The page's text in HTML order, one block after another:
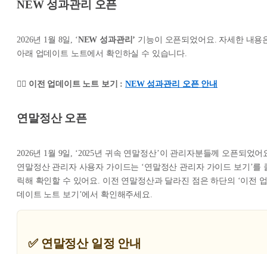
NEW 성과관리 오픈
2026년 1월 8일, ‘NEW 성과관리’ 기능이 오픈되었어요. 자세한 내용
아래 업데이트 노트에서 확인하실 수 있습니다.
👉🏻 이전 업데이트 노트 보기 :NEW 성과관리 오픈 안내
연말정산 오픈
2026년 1월 9일, ‘2025년 귀속 연말정산’이 관리자분들께 오픈되었어
연말정산 관리자 사용자 가이드는 ‘연말정산 관리자 가이드 보기’를
릭해 확인할 수 있어요. 이전 연말정산과 달라진 점은 하단의 ‘이전 업
데이트 노트 보기’에서 확인해주세요.
✅ 연말정산 일정 안내